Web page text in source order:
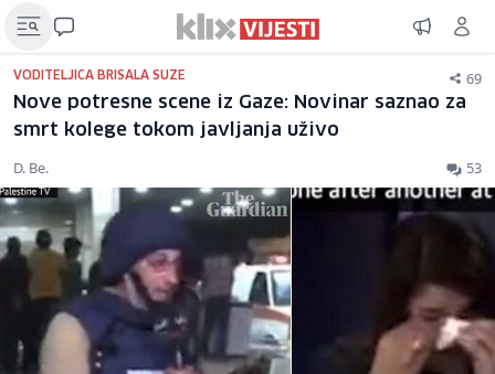
VODITELJICA BRISALA SUZE 69
Nove potresne scene iz Gaze: Novinar saznao za
smrt kolege tokom javljanja uživo
D. Be. 53